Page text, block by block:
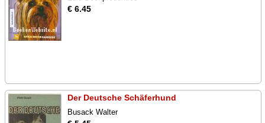
€ 6.45
Der Deutsche Schäferhund
Busack Walter